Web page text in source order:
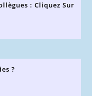
: Cliquez Sur
?